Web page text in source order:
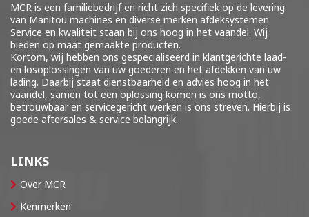
MCR is een familiebedrijf en richt zich specifiek op de levering
van Manitou machines en diverse merken afdeksystemen.
Service en kwaliteit staan bij ons hoog in het vaandel. Wij
bieden op maat gemaakte producten.
Kortom, wij hebben ons gespecialiseerd in klantgerichte laad-
en losoplossingen van uw goederen en het afdekken van uw
lading. Daarbij staat dienstbaarheid en advies hoog in het
vaandel, samen tot een oplossing komen is ons motto,
betrouwbaar en servicegericht werken is ons streven. Hierbij is
goede aftersales & service belangrijk.
LINKS
Over MCR
Kenmerken